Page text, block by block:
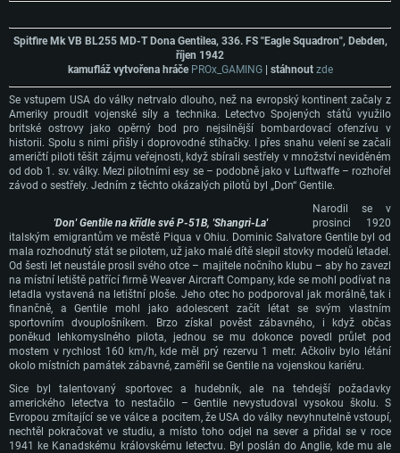
Spitfire Mk VB BL255 MD-T Dona Gentilea, 336. FS "Eagle Squadron", Debden,
říjen 1942
kamufláž vytvořena hráče PROx_GAMING| stáhnout zde
Se vstupem USA do války netrvalo dlouho, než na evropský kontinent začaly z
Ameriky proudit vojenské síly a technika. Letectvo Spojených států využilo
britské ostrovy jako opěrný bod pro nejsilnější bombardovací ofenzívu v
historii. Spolu s nimi přišly i doprovodné stíhačky. I přes snahu velení se začali
američtí piloti těšit zájmu veřejnosti, když sbírali sestřely v množství neviděném
od dob 1. sv. války. Mezi pilotními esy se – podobně jako v Luftwaffe – rozhořel
závod o sestřely. Jedním z těchto okázalých pilotů byl „Don“ Gentile.
'Don' Gentile na křídle své P-51B, 'Shangri-La'
Narodil se v
prosinci 1920
italským emigrantům ve městě Piqua v Ohiu. Dominic Salvatore Gentile byl od
mala rozhodnutý stát se pilotem, už jako malé dítě slepil stovky modelů letadel.
Od šesti let neustále prosil svého otce – majitele nočního klubu – aby ho zavezl
na místní letiště patřící firmě Weaver Aircraft Company, kde se mohl podívat na
letadla vystavená na letištní ploše. Jeho otec ho podporoval jak morálně, tak i
finančně, a Gentile mohl jako adolescent začít létat se svým vlastním
sportovním dvouplošníkem. Brzo získal pověst zábavného, i když občas
poněkud lehkomyslného pilota, jednou se mu dokonce povedl průlet pod
mostem v rychlost 160 km/h, kde měl prý rezervu 1 metr. Ačkoliv bylo létání
okolo místních památek zábavné, zaměřil se Gentile na vojenskou kariéru.
Sice byl talentovaný sportovec a hudebník, ale na tehdejší požadavky
amerického letectva to nestačilo – Gentile nevystudoval vysokou školu. S
Evropou zmítající se ve válce a pocitem, že USA do války nevyhnutelně vstoupí,
nechtěl pokračovat ve studiu, a místo toho odjel na sever a přidal se v roce
1941 ke Kanadskému královskému letectvu. Byl poslán do Anglie, kde mu ale